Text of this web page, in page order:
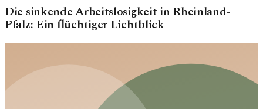
Die sinkende Arbeitslosigkeit in Rheinland-
Pfalz: Ein flüchtiger Lichtblick